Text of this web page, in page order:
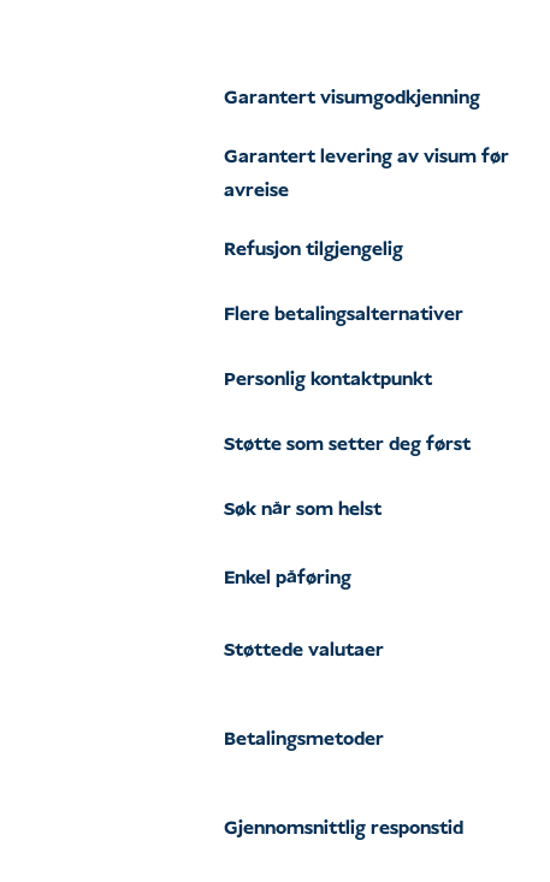
Garantert visumgodkjenning
Garantert levering av visum før
avreise
Refusjon tilgjengelig
Flere betalingsalternativer
Personlig kontaktpunkt
Støtte som setter deg først
Søk når som helst
Enkel påføring
Støttede valutaer
Betalingsmetoder
Gjennomsnittlig responstid